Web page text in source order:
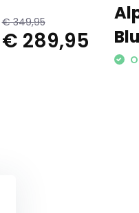
€ 349,95
€ 289,95